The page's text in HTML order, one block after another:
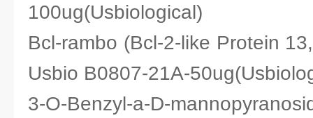
100ug(Usbiological)
Bcl-rambo (Bcl-2-like Protein
Usbio B0807-21A-
3-O-Benzyl-a-D-